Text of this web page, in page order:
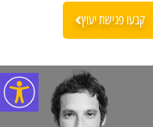
קבעו פגישת יעוץ